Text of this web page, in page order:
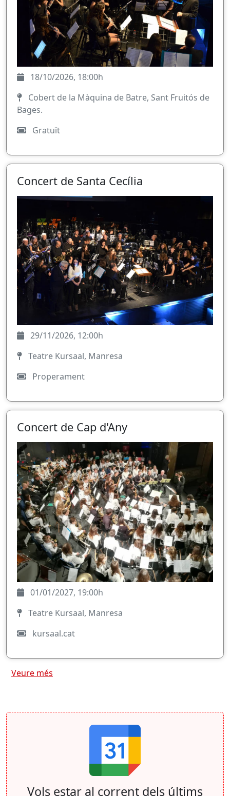
18/10/2026, 18:00h
Cobert de la Màquina de Batre, Sant Fruitós de
Bages.
Gratuït
Concert de Santa Cecília
29/11/2026, 12:00h
Teatre Kursaal, Manresa
Properament
Concert de Cap d'Any
01/01/2027, 19:00h
Teatre Kursaal, Manresa
kursaal.cat
Veure més
Vols estar al corrent dels últims